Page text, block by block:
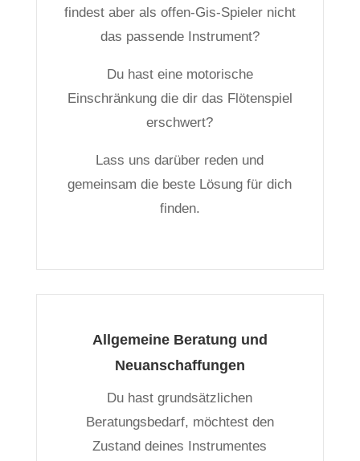
findest aber als offen-Gis-Spieler nicht
das passende Instrument?
Du hast eine motorische
Einschränkung die dir das Flötenspiel
erschwert?
Lass uns darüber reden und
gemeinsam die beste Lösung für dich
finden.
Allgemeine Beratung und
Neuanschaffungen
Du hast grundsätzlichen
Beratungsbedarf, möchtest den
Zustand deines Instrumentes